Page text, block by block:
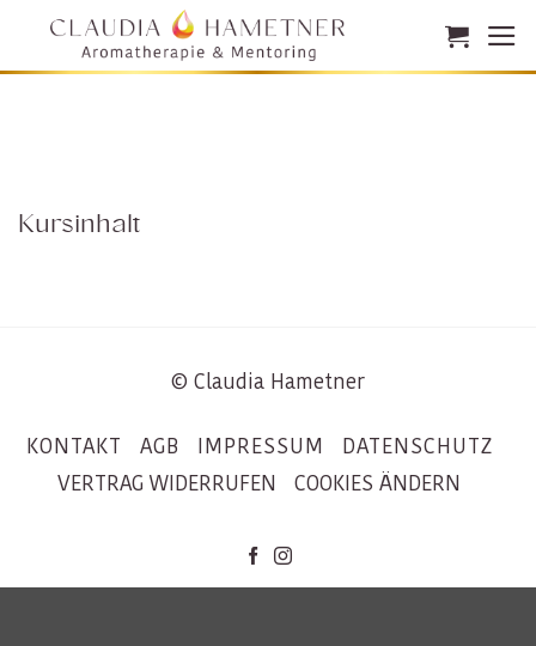
Kursinhalt
© Claudia Hametner
KONTAKT AGB IMPRESSUM
DATENSCHUTZ
VERTRAG WIDERRUFEN
COOKIES ÄNDERN